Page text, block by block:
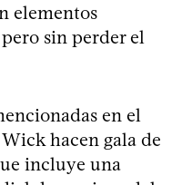
elementos
sin perder el
en el
hacen gala de
incluye una